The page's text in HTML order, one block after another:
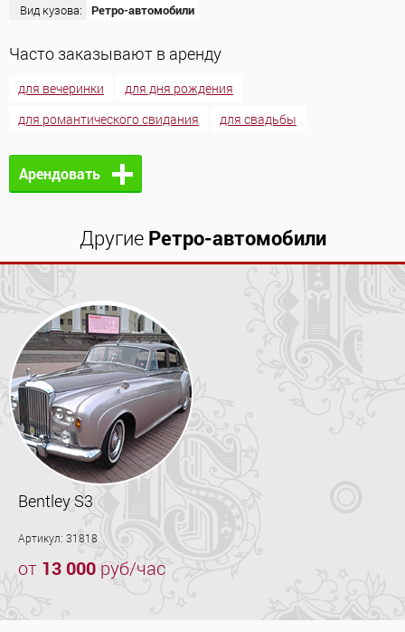
Вид кузова:
Ретро-автомобили
Часто заказывают в аренду
для вечеринки
для дня рождения
для романтического свидания
для свадьбы
Арендовать
Другие Ретро-автомобили
Bentley S3
Артикул: 31818
от 13 000 руб/час